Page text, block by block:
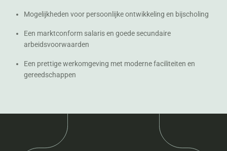
Mogelijkheden voor persoonlijke ontwikkeling en bijscholing
Een marktconform salaris en goede secundaire
arbeidsvoorwaarden
Een prettige werkomgeving met moderne faciliteiten en
gereedschappen